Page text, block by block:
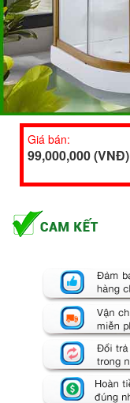
Giá bán:
99,000,000 (VNĐ)